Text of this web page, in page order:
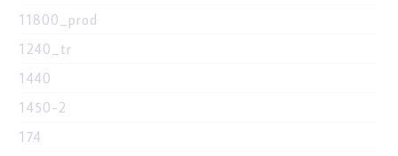
11800_prod
1240_tr
1440
1450-2
174